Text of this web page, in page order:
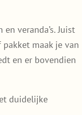
veranda’s. Juist
maak je van
en er bovendien
duidelijke